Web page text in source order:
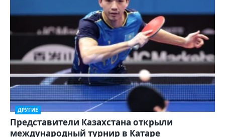
ДРУГИЕ
Представители Казахстана открыли
международный турнир в Катаре